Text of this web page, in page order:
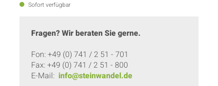
Sofort verfügbar
Fragen? Wir beraten Sie gerne.
Fon: +49 (0) 741 / 2 51 - 701
Fax: +49 (0) 741 / 2 51 - 800
E-Mail: info@steinwandel.de